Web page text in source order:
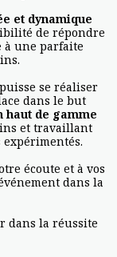
et dynamique
de répondre
à une parfaite
se réaliser
dans le but
haut de gamme
et travaillant
écoute et à vos
dans la
dans la réussite